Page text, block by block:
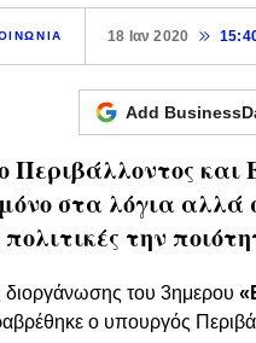
18 Ιαν 2020
Add
Περιβάλλοντος
μόνο στα λόγια
την
διοργάνωσης του 3ημερου
ο υπουργός